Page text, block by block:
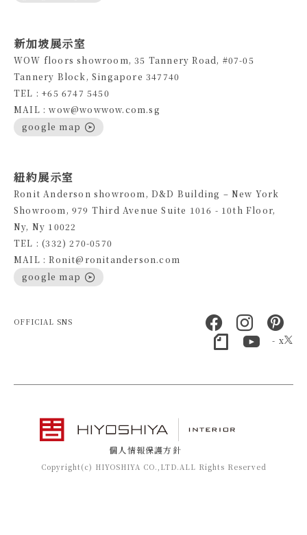
新加坡展示室
WOW floors showroom, 35 Tannery Road, #07-05
Tannery Block, Singapore 347740
TEL : +65 6747 5450
MAIL : wow@wowwow.com.sg
google map
紐約展示室
Ronit Anderson showroom, D&D Building – New York
Showroom, 979 Third Avenue Suite 1016 - 10th Floor,
Ny, Ny 10022
TEL : (332) 270-0570
MAIL : Ronit@ronitanderson.com
google map
OFFICIAL SNS
- x
個人情報保護方針
Copyright(c) HIYOSHIYA CO.,LTD.ALL Rights Reserved